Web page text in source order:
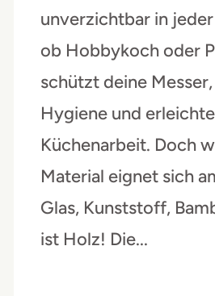
unverzichtbar in
ob Hobbykoch oder
schützt deine
Hygiene und
Küchenarbeit. Doch
Material eignet sich
Glas, Kunststoff,
ist Holz! Die...